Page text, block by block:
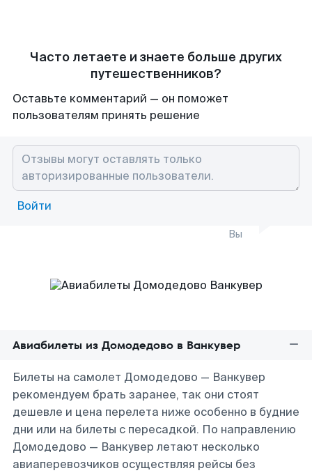
Часто летаете и знаете больше других
путешественников?
Оставьте комментарий — он поможет
пользователям принять решение
Войти
Вы
Авиабилеты из Домодедово в Ванкувер
Билеты на самолет Домодедово — Ванкувер
рекомендуем брать заранее, так они стоят
дешевле и цена перелета ниже особенно в будние
дни или на билеты с пересадкой. По направлению
Домодедово — Ванкувер летают несколько
авиаперевозчиков осуществляя рейсы без